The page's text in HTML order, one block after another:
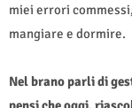
miei errori
mangiare e dormire.
Nel brano parli di